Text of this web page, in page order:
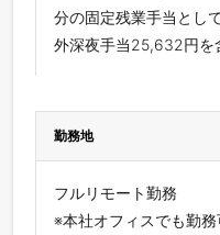
分の固定残業手当とし
外深夜手当25,632円を
勤務地
フルリモート勤務
※本社オフィスでも勤